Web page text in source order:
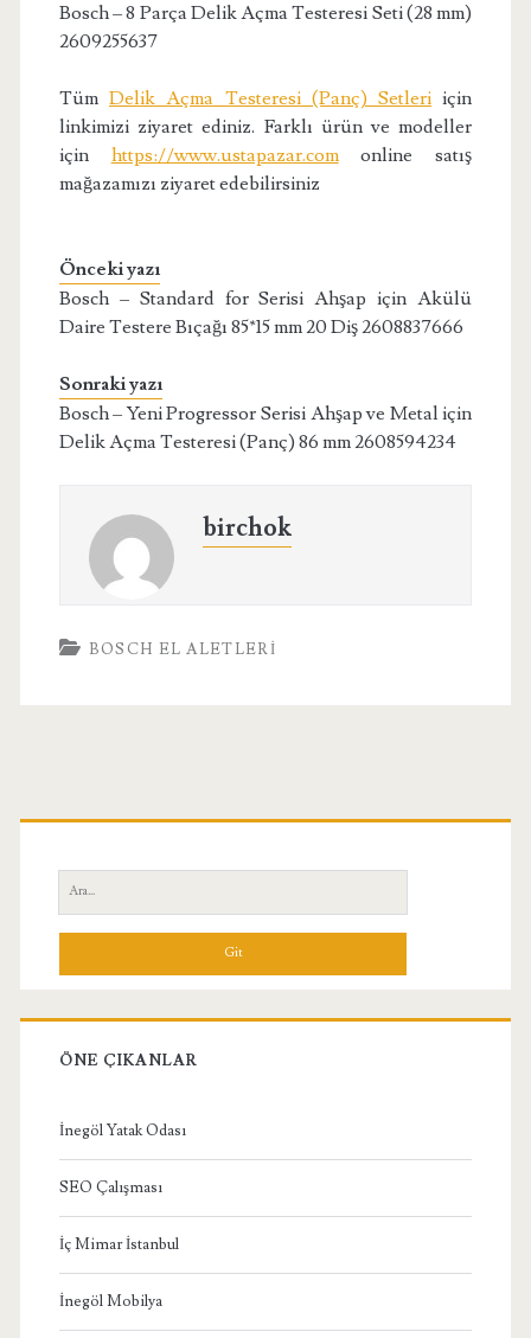
Bosch – 8 Parça Delik Açma Testeresi Seti (28 mm)
2609255637
TümDelik Açma Testeresi (Panç) Setleri için
linkimizi ziyaret ediniz. Farklı ürün ve modeller
için https://www.ustapazar.comonline satış
mağazamızı ziyaret edebilirsiniz
Önceki yazı
Bosch – Standard for Serisi Ahşap için Akülü
Daire Testere Bıçağı 85*15 mm 20 Diş 2608837666
Sonraki yazı
Bosch – Yeni Progressor Serisi Ahşap ve Metal için
Delik Açma Testeresi (Panç) 86 mm 2608594234
birchok
BOSCH EL ALETLERI
Birincil
Yan
Menü
Ara:
ÖNE ÇIKANLAR
İnegöl Yatak Odası
SEO Çalışması
İç Mimar İstanbul
İnegöl Mobilya